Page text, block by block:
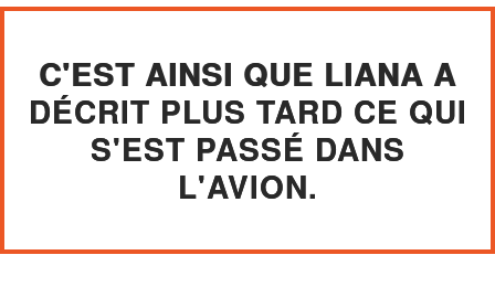
C'EST AINSI QUE LIANA A
DÉCRIT PLUS TARD CE QUI
S'EST PASSÉ DANS
L'AVION.